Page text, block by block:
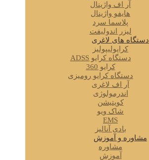
آر اف واژینال
هایفو واژینال
پلاسما سرد
لیزر اندولیفت
دستگاه های لاغری
کرایولیپولیز
دستگاه کرایو ADSS
کرایو 360
دستگاه کرایو رومیزی
آر اف لاغری
اندرمولوژی
کویتیشن
شاک ویو
EMS
بادی آنالیز
مشاوره و آموزش
مشاوره
آموزش